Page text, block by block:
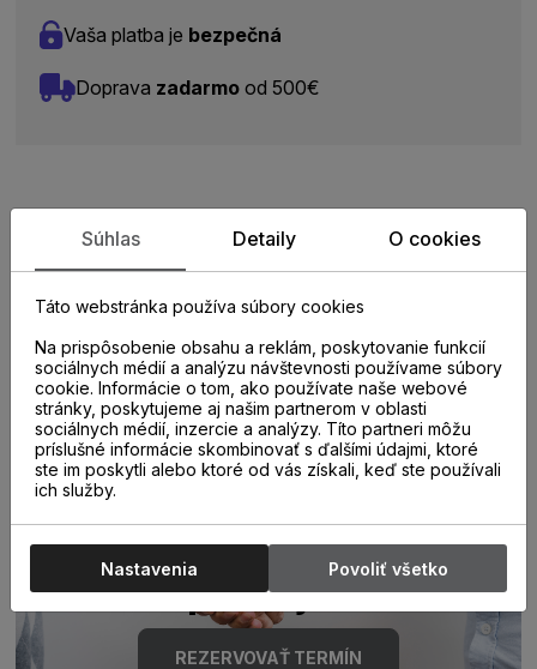
Vaša platba je bezpečná
Doprava zadarmo od 500€
Zistite viac o vlastnostiach
produktu
Poraďte sa s
odborníkom u nás na
predajni.
REZERVOVAŤ TERMÍN
Súhlas Detaily O cookies
Táto webstránka používa súbory cookies
Na prispôsobenie obsahu a reklám, poskytovanie funkcií
sociálnych médií a analýzu návštevnosti používame súbory
cookie. Informácie o tom, ako používate naše webové
stránky, poskytujeme aj našim partnerom v oblasti
sociálnych médií, inzercie a analýzy. Títo partneri môžu
príslušné informácie skombinovať s ďalšími údajmi, ktoré
ste im poskytli alebo ktoré od vás získali, keď ste používali
ich služby.
Nastavenia Povoliť všetko